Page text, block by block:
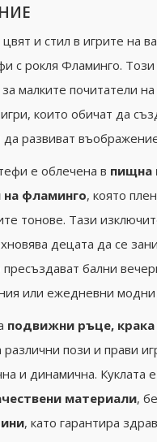
и стил в игрите на
с рокля Фламинго. Този
малките почитатели
които обичат да
да развиват
е облечена в пищна
на фламинго, която
тонове. Тази
децата да се
пресъздават бални
или ежедневни
подвижни ръце, крака
различни пози и прави
и динамична. Куклата
материали,
, като гарантира